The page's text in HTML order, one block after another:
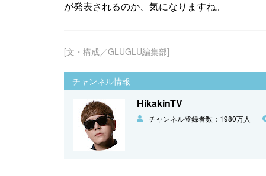
が発表されるのか、気になりますね。
[文・構成／GLUGLU編集部]
チャンネル情報
HikakinTV
チャンネル登録者数：1980万人